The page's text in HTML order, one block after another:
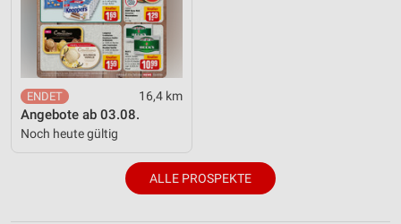
16,4 km
Angebote ab 03.08.
Noch heute gültig
ALLE PROSPEKTE